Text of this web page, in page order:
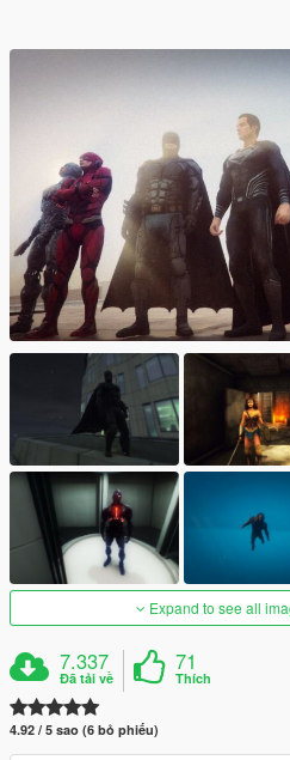
Expand to see all
7.337
Đã tải về
71
Thích
4.92 / 5 sao (6 bỏ phiếu)